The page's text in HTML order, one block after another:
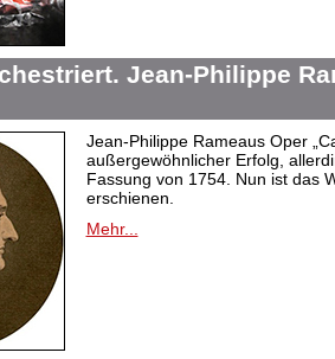
Jean-Philippe
Jean-Philippe Rameaus Oper
außergewöhnlicher Erfolg,
Fassung von 1754. Nun ist das
erschienen.
Mehr...